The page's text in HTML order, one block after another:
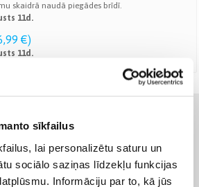
sīkfailus
lai personalizētu saturu un
sociālo saziņas līdzekļu funkcijas
Informāciju par to, kā jūs
skaidrā naudā piegādes brīdī.
11d.
€)
11d.
Samsung